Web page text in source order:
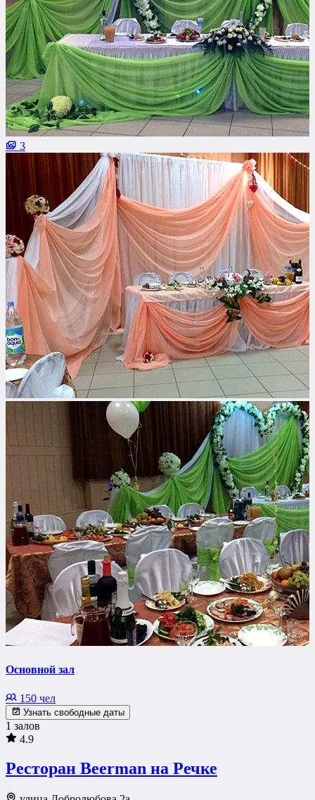
3
Основной зал
150 чел
Узнать свободные даты
1 залов
4.9
Ресторан Beerman на Речке